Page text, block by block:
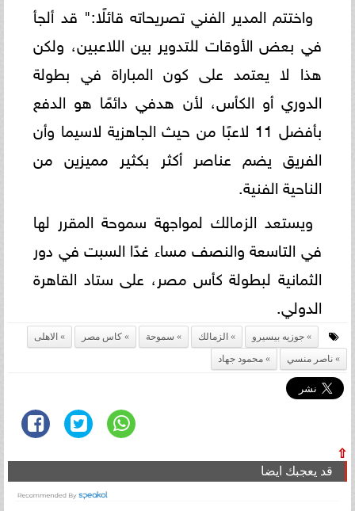
واختتم المدير الفني تصريحاته قائلًا:" قد ألجأ
في بعض الأوقات للتدوير بين اللاعبين، ولكن
هذا لا يعتمد على كون المباراة في بطولة
الدوري أو الكأس، لأن هدفي دائمًا هو الدفع
بأفضل 11 لاعبًا من حيث الجاهزية لاسيما وأن
الفريق يضم عناصر أكثر بكثير مميزين من
الناحية الفنية.
ويستعد الزمالك لمواجهة سموحة المقرر لها
في التاسعة والنصف مساء غدًا السبت في دور
الثمانية لبطولة كأس مصر، على ستاد القاهرة
الدولي.
جوزيه بيسيرو الزمالك سموحة كاس مصر
الاهلى
ناصر منسي
محمود جهاد
⇧
قد يعجبك ايضا